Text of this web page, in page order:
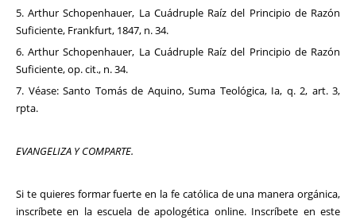
5. Arthur Schopenhauer, La Cuádruple Raíz del Principio de Razón
Suficiente, Frankfurt, 1847, n. 34.
6. Arthur Schopenhauer, La Cuádruple Raíz del Principio de Razón
Suficiente, op. cit., n. 34.
7. Véase: Santo Tomás de Aquino, Suma Teológica, Ia, q. 2, art. 3,
rpta.
EVANGELIZA Y COMPARTE.
Si te quieres formar fuerte en la fe católica de una manera orgánica,
inscríbete en la escuela de apologética online. Inscríbete en este